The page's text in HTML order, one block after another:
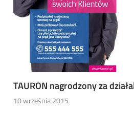
TAURON nagrodzony za
10 września 2015